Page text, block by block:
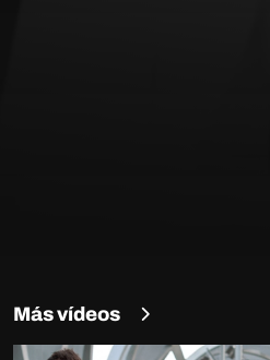
Más vídeos